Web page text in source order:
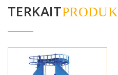
TERKAITPRODUK